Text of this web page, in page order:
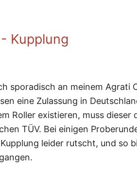
Kupplung
sporadisch an meinem Agrati
eine Zulassung in
Roller existieren, muss dieser
TÜV. Bei einigen
leider rutscht, und so
Super - Kupplung